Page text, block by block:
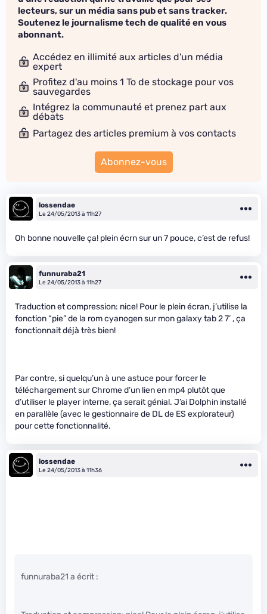
lecteurs, sur un média sans pub et sans tracker.
Soutenez le journalisme tech de qualité en vous
abonnant.
Accédez en illimité aux articles d'un média
expert
Profitez d'au moins 1 To de stockage pour vos
sauvegardes
Intégrez la communauté et prenez part aux
débats
Partagez des articles premium à vos contacts
Abonnez-vous
lossendae
Le 24/05/2013 à 11h27
Oh bonne nouvelle ça! plein écrn sur un 7 pouce, c’est de refus!
funnuraba21
Le 24/05/2013 à 11h27
Traduction et compression: nice! Pour le plein écran, j’utilise la
fonction “pie” de la rom cyanogen sur mon galaxy tab 2 7’ , ça
fonctionnait déjà très bien!
Par contre, si quelqu’un à une astuce pour forcer le
téléchargement sur Chrome d’un lien en mp4 plutôt que
d’utiliser le player interne, ça serait génial. J’ai Dolphin installé
en parallèle (avec le gestionnaire de DL de ES explorateur)
pour cette fonctionnalité.
lossendae
Le 24/05/2013 à 11h36
funnuraba21 a écrit :